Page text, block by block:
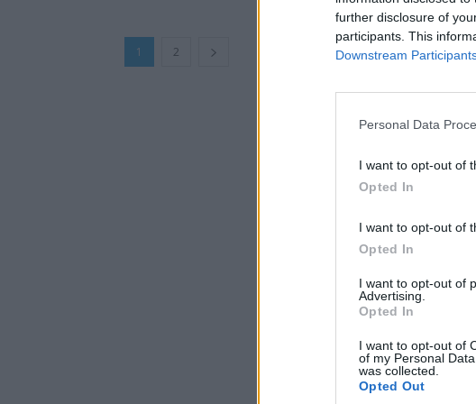
further disclosure of
participants. This
Downstream
Personal Data
I want to opt-out of
Opted In
I want to opt-out of
Opted In
I want to opt-out of
Advertising.
Opted In
I want to opt-out of
of my Personal
was collected.
Opted Out
1 2